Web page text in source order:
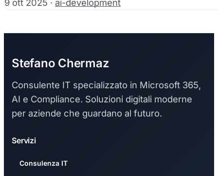
9 ott 2025 · ai-development
Stefano Chermaz
Consulente IT specializzato in Microsoft 365,
AI e Compliance. Soluzioni digitali moderne
per aziende che guardano al futuro.
Servizi
Consulenza IT